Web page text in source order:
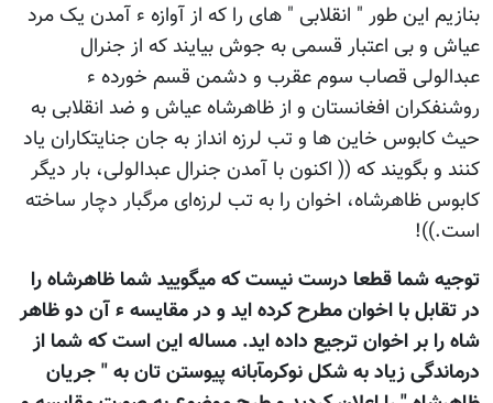
بنازیم این طور " انقلابی " های را که از آوازه ء آمدن یک مرد
عیاش و بی اعتبار قسمی به جوش بیایند که از جنرال
عبدالولی قصاب سوم عقرب و دشمن قسم خورده ء
روشنفکران افغانستان و از ظاهرشاه عیاش و ضد انقلابی به
حیث کابوس خاین ها و تب لرزه انداز به جان جنایتکاران یاد
کنند و بگویند که (( اكنون‌ با آمدن‌ جنرال‌ عبدالولی‌، بار دیگر
كابوس‌ ظاهرشاه‌، اخوان‌ را به‌ تب‌ لرزه‌ای‌ مرگبار دچار ساخته‌
است‌.))!
توجیه شما قطعا درست نیست که میگویید شما ظاهرشاه را
در تقابل با اخوان مطرح کرده اید و در مقایسه ء آن دو ظاهر
شاه را بر اخوان ترجیع داده اید. مساله این است که شما از
درماندگی زیاد به شکل نوکرمآبانه پیوستن تان به " جریان